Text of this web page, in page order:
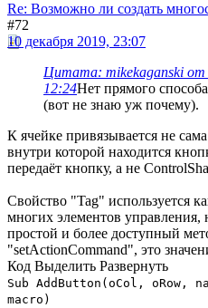
Re: Возможно ли создать
#72
10 декабря 2019, 23:07
Цитата: mikekaganski от
12:24Нет прямого
(вот не знаю уж почему).
К ячейке привязывается не
внутри которой находится
передаёт кнопку, а не
Свойство "Tag" используется
многих элементов управления,
простой и более доступный
"setActionCommand", это
Код Выделить Развернуть
Sub AddButton(oCol,
macro)